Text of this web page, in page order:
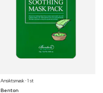
Ansiktsmask ⋅ 1 st
Benton